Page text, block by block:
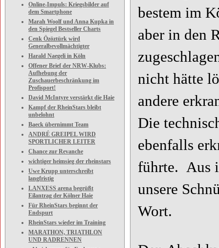
Online-Impuls: Kriegsbilder auf
dem Smartphone
Marah Woolf und Anna Kupka in
den Spiegel Bestseller Charts
Cenk Özöztürk wird
Generalbevollmächtigter
Harald Naegeli in Köln
Offener Brief der NRW-Klubs:
Aufhebung der
Zuschauerbeschränkung im
Profisport!
David McIntyre verstärkt die Haie
Kampf der RheinStars bleibt
unbelohnt
Baeck übernimmt Team
ANDRÉ GREIPEL WIRD
SPORTLICHER LEITER
Chance zur Revanche
wichtiger heimsieg der rheinstars
Uwe Krupp unterschreibt
langfristig
LANXESS arena begrüßt
Eilantrag der Kölner Haie
Für RheinStars beginnt der
Endspurt
RheinStars wieder im Training
MARATHON, TRIATHLON
UND RADRENNEN
bestem im
aber in den
nicht hätte
andere
Die
ebenfalls
führte. Aus
unsere
Wort.